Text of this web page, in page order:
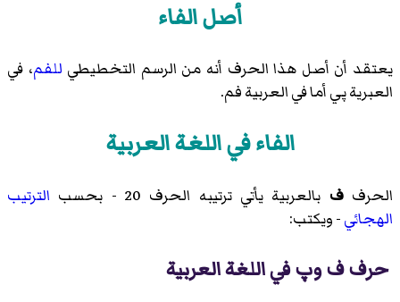
أصل الفاء
يعتقد أن أصل هذا الحرف أنه من الرسم التخطيطي للفم، في
العبرية پي أما في العربية فم.
الفاء في اللغة العربية
الحرفف بالعربية يأتي ترتيبه الحرف 20 - بحسب
الترتيب
الهجائي- ويكتب:
حرف ف وپ في اللغة العربية